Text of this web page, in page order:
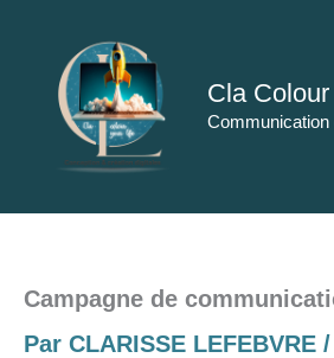
contenu
Cla
Communication
Campagne de
Par CLARISSE LEFEBVRE /